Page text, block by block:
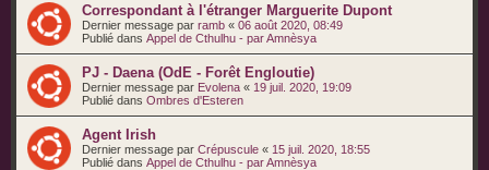
Correspondant à l'étranger Marguerite Dupont
Dernier message par ramb « 06 août 2020, 08:49
Publié dans Appel de Cthulhu - par Amnèsya
PJ - Daena (OdE - Forêt Engloutie)
Dernier message par Evolena « 19 juil. 2020, 19:09
Publié dans Ombres d'Esteren
Agent Irish
Dernier message par Crépuscule « 15 juil. 2020, 18:55
Publié dans Appel de Cthulhu - par Amnèsya